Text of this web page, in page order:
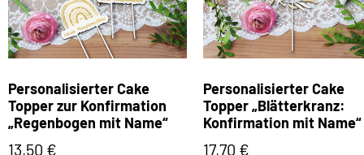
Personalisierter Cake
Topper zur Konfirmation
„Regenbogen mit Name“
13,50 €
Personalisierter Cake
Topper „Blätterkranz:
Konfirmation mit Name“
17,70 €